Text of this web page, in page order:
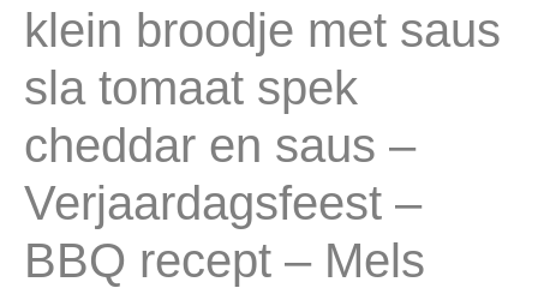
klein broodje met saus
sla tomaat spek
cheddar en saus –
Verjaardagsfeest –
BBQ recept – Mels